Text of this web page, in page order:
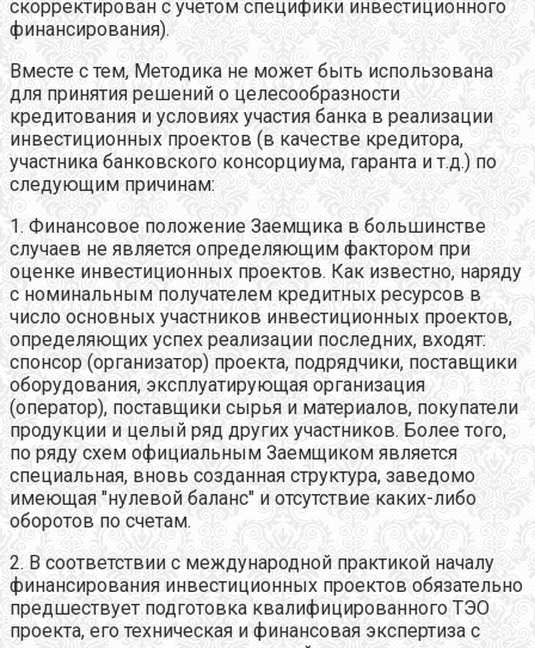
скорректирован с учетом специфики инвестиционного
финансирования).
Вместе с тем, Методика не может быть использована
для принятия решений о целесообразности
кредитования и условиях участия банка в реализации
инвестиционных проектов (в качестве кредитора,
участника банковского консорциума, гаранта и т.д.) по
следующим причинам:
1. Финансовое положение Заемщика в большинстве
случаев не является определяющим фактором при
оценке инвестиционных проектов. Как известно, наряду
с номинальным получателем кредитных ресурсов в
число основных участников инвестиционных проектов,
определяющих успех реализации последних, входят:
спонсор (организатор) проекта, подрядчики, поставщики
оборудования, эксплуатирующая организация
(оператор), поставщики сырья и материалов, покупатели
продукции и целый ряд других участников. Более того,
по ряду схем официальным Заемщиком является
специальная, вновь созданная структура, заведомо
имеющая "нулевой баланс" и отсутствие каких-либо
оборотов по счетам.
2. В соответствии с международной практикой началу
финансирования инвестиционных проектов обязательно
предшествует подготовка квалифицированного ТЭО
проекта, его техническая и финансовая экспертиза с